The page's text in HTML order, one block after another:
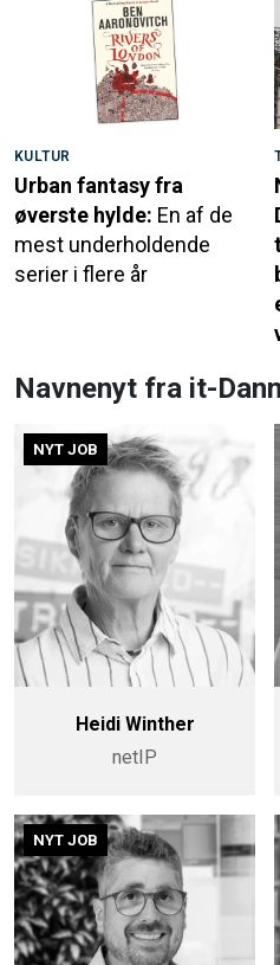
KULTUR
Urban fantasy fra
øverste hylde: En af de
mest underholdende
serier i flere år
Navnenyt fra it-
NYT JOB
Heidi Winther
netIP
NYT JOB